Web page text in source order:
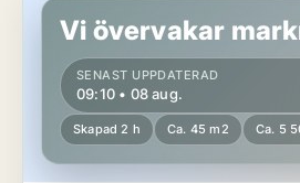
Vi övervakar
SENAST UPPDATERAD
09:10 • 08 aug.
Skapad 2 h Ca. 45 m2 Ca. 5